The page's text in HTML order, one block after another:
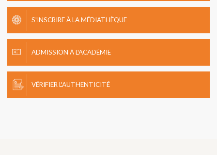
S'INSCRIRE À LA MÉDIATHÈQUE
ADMISSION À L'ACADÉMIE
VÉRIFIER L'AUTHENTICITÉ